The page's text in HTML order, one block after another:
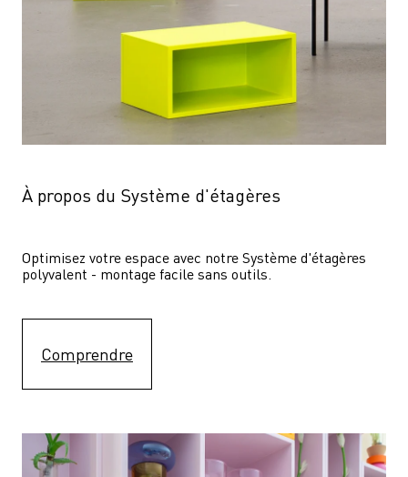
À propos du Système d'étagères
Optimisez votre espace avec notre Système d'étagères
polyvalent - montage facile sans outils.
Comprendre